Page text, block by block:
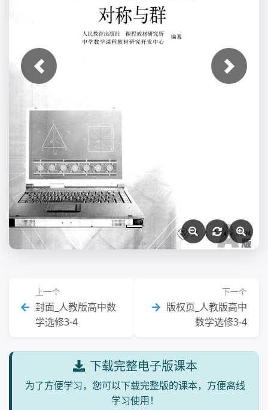
上一张 下一张
上一个
封面_人教版高中数
学选修3-4
下一个
版权页_人教版高中
数学选修3-4
下载完整电子版课本
为了方便学习，您可以下载完整版的课本，方便离线
学习使用！